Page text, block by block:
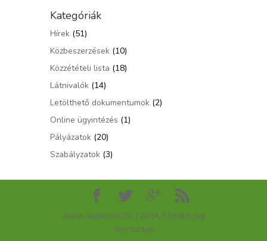
Kategóriák
Hírek (51)
Közbeszerzések (10)
Közzétételi lista (18)
Látnivalók (14)
Letölthető dokumentumok (2)
Online ügyintézés (1)
Pályázatok (20)
Szabályzatok (3)
www.demecser.hu | 2014. Minden jog
fenntartva